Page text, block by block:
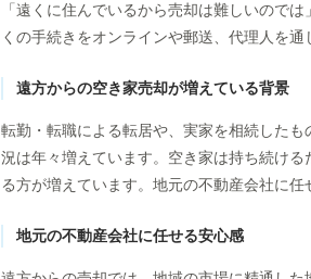
「遠くに住んでいるから売却は難しいので
くの手続きをオンラインや郵送、代理人を
遠方からの空き家売却が増えている背景
転勤・転職による転居や、実家を相続した
況は年々増えています。空き家は持ち続け
る方が増えています。地元の不動産会社に
地元の不動産会社に任せる安心感